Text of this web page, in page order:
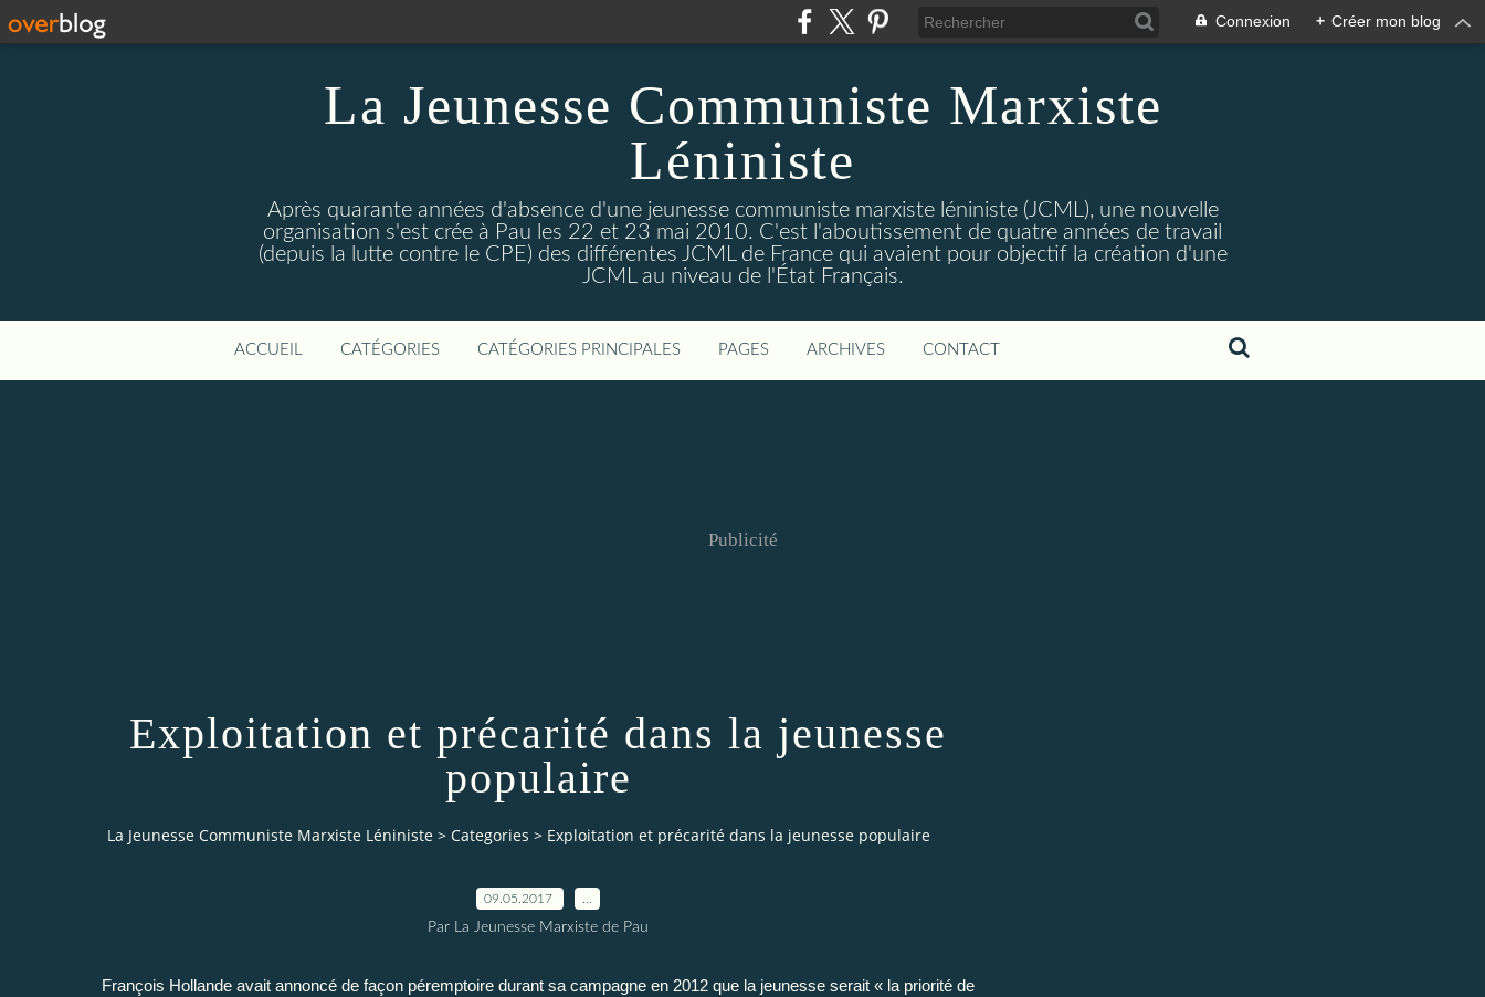
Connexion + Créer mon blog
La Jeunesse Communiste Marxiste
Léniniste
Après quarante années d'absence d'une jeunesse communiste marxiste léniniste (JCML), une nouvelle
organisation s'est crée à Pau les 22 et 23 mai 2010. C'est l'aboutissement de quatre années de travail
(depuis la lutte contre le CPE) des différentes JCML de France qui avaient pour objectif la création d'une
JCML au niveau de l'État Français.
ACCUEIL CATÉGORIES CATÉGORIES PRINCIPALES PAGES ARCHIVES CONTACT
Publicité
Exploitation et précarité dans la jeunesse
populaire
La Jeunesse Communiste Marxiste Léniniste > Categories > Exploitation et précarité dans la jeunesse populaire
09.05.2017
Par La Jeunesse Marxiste de Pau
François Hollande avait annoncé de façon péremptoire durant sa campagne en 2012 que la jeunesse serait « la priorité de